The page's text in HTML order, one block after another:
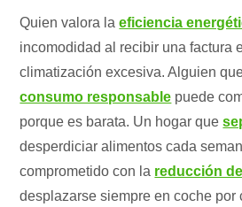
Quien valora laeficiencia
incomodidad al recibir una factura
climatización excesiva. Alguien
consumo responsable puede
porque es barata. Un hogar que
desperdiciar alimentos cada
comprometido con la reducción
desplazarse siempre en coche por